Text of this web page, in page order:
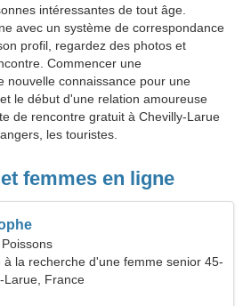
intéressantes de tout âge.
avec un système de correspondance
profil, regardez des photos et
Commencer une
nouvelle connaissance pour une
le début d'une relation amoureuse
de rencontre gratuit à Chevilly-Larue
les touristes.
femmes en ligne
à la recherche d'une femme senior 45-
Larue, France